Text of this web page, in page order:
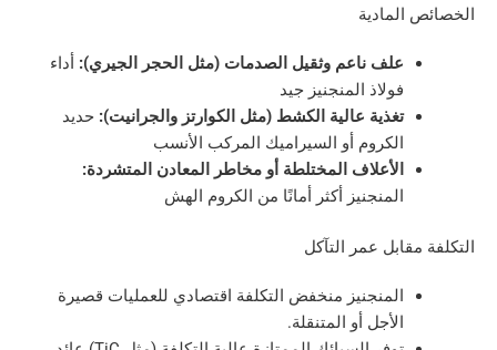
علف ناعم وثقيل الصدمات (مثل الحجر الجيري):أداء
فولاذ المنجنيز جيد
تغذية عالية الكشط (مثل الكوارتز والجرانيت): حديد
الكروم أو السيراميك المركب الأنسب
الأعلاف المختلطة أو مخاطر المعادن المتشردة:
المنجنيز أكثر أمانًا من الكروم الهش
عمر التآكل
المنجنيز منخفض التكلفة اقتصادي للعمليات قصيرة
الأجل أو المتنقلة.